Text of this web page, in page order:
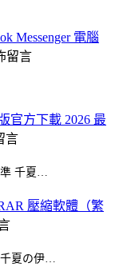
Messenger 電腦
留言
官方下載 2026 最
言
準 千夏…
壓縮軟體（繁
千夏の伊…